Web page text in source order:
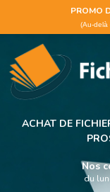
Panneau de gestion
PROMO
(Au-delà
ACHAT DE
Nos
du